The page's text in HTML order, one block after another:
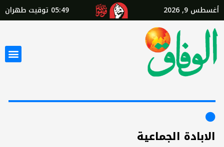
أغسطس 9, 2026 05:49 توقيت طهران
الابادة الجماعية